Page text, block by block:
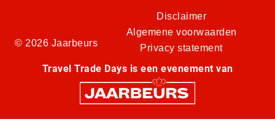
© 2026 Jaarbeurs
Disclaimer
Algemene voorwaarden
Privacy statement
Travel Trade Days is een evenement van